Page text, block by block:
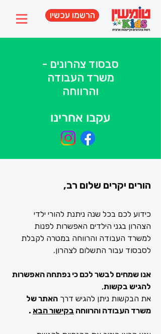
הרשמו עכשיו
סבסוד צהרונים -
משרד העבודה
והרווחה
עקבו אחרינו
הורים יקרים שלום רב,
כידוע לכם בכל שנה ניתנת להורי ילדי
הצהרון בגני הילדים האפשרות לפנות
למשרד העבודה והרווחה במטרה לקבלת
לסבסוד עבור התשלום לצהרון.
אנו שמחים לבשר לכם כי נפתחה האפשרות
להגיש בקשות,
את הבקשות ניתן להגיש דרך האתר של
משרד העבודה והרווחה בקישור הבא .